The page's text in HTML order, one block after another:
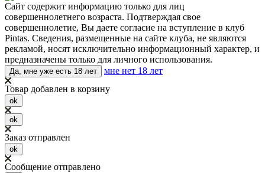
Сайт содержит информацию только для лиц
совершеннолетнего возраста. Подтверждая свое
совершеннолетие, Вы даете согласие на вступление в клуб
Pintas. Сведения, размещенные на сайте клуба, не являются
рекламой, носят исключительно информационный характер, и
предназначены только для личного использования.
Да, мне уже есть 18 лет
мне нет 18 лет
Товар добавлен в корзину
ok
ok
Заказ отправлен
ok
Сообщение отправлено